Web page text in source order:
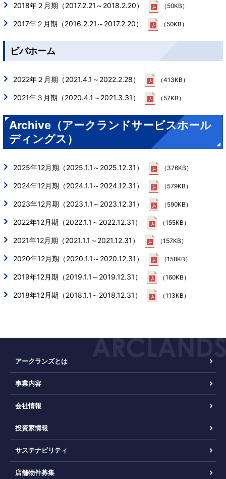
2018年２月期（2017.2.21～2018.2.20） （50KB）
2017年２月期（2016.2.21～2017.2.20） （50KB）
ビバホーム
2022年２月期（2021.4.1～2022.2.28） （413KB）
2021年３月期（2020.4.1～2021.3.31） （57KB）
Archive（アークランドサービスホール
ディングス）
2025年12月期（2025.1.1～2025.12.31） （376KB）
2024年12月期（2024.1.1～2024.12.31） （579KB）
2023年12月期（2023.1.1～2023.12.31） （590KB）
2022年12月期（2022.1.1～2022.12.31） （155KB）
2021年12月期（2021.1.1～2021.12.31） （157KB）
2020年12月期（2020.1.1～2020.12.31） （158KB）
2019年12月期（2019.1.1～2019.12.31） （160KB）
2018年12月期（2018.1.1～2018.12.31） （113KB）
アークランズとは
事業内容
会社情報
投資家情報
サステナビリティ
店舗物件募集